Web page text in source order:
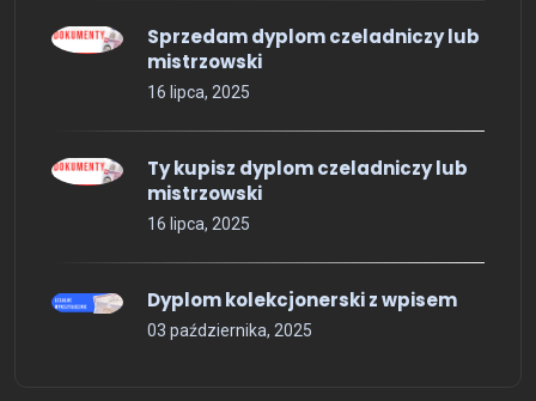
Sprzedam dyplom czeladniczy lub
mistrzowski
16 lipca, 2025
Ty kupisz dyplom czeladniczy lub
mistrzowski
16 lipca, 2025
Dyplom kolekcjonerski z wpisem
03 października, 2025